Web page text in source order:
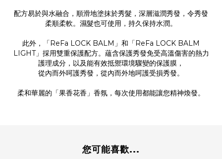
配方易於與水融合，順滑地塗抹於秀髮，深層滋潤秀發，令秀發
柔順柔軟。濕髮也可使用，持久保持水潤。
此外，「ReFa LOCK BALM」和「ReFa LOCK BALM
LIGHT」採用雙重保護配方。蘊含保護秀發免受高溫傷害的熱力
護理成分，以及能有效抵禦環境驟變的保護膜，
從內而外呵護秀發，從內而外地呵護受損秀發。
柔和華麗的「果香花香」香氛，每次使用都能讓您精神煥發。
您可能喜歡...